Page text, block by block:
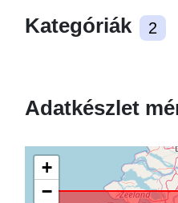
Kategóriák 2
Adatkészlet
+
−